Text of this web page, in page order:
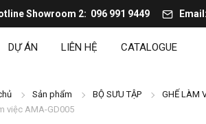
Showroom 2 096 991 9449 Email
DỰ ÁN LIÊN HỆ CATALOGUE
Sản phẩm BỘ SƯU TẬP
GHẾ LÀM
việc AMA-GD005